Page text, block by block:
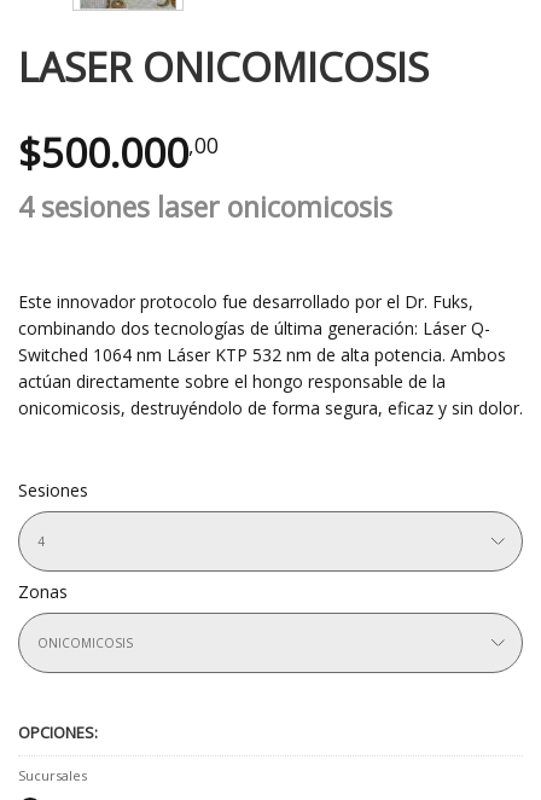
LASER ONICOMICOSIS
$500.000,00
4 sesiones laser onicomicosis
Este innovador protocolo fue desarrollado por el Dr. Fuks,
combinando dos tecnologías de última generación: Láser Q-
Switched 1064 nm Láser KTP 532 nm de alta potencia. Ambos
actúan directamente sobre el hongo responsable de la
onicomicosis, destruyéndolo de forma segura, eficaz y sin dolor.
Sesiones
4
Zonas
ONICOMICOSIS
OPCIONES:
Sucursales